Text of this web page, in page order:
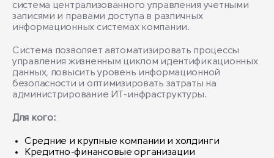
система централизованного управления учетными
записями и правами доступа в различных
информационных системах компании.
Система позволяет автоматизировать процессы
управления жизненным циклом идентификационных
данных, повысить уровень информационной
безопасности и оптимизировать затраты на
администрирование ИТ-инфраструктуры.
Для кого:
Средние и крупные компании и холдинги
Кредитно-финансовые организации